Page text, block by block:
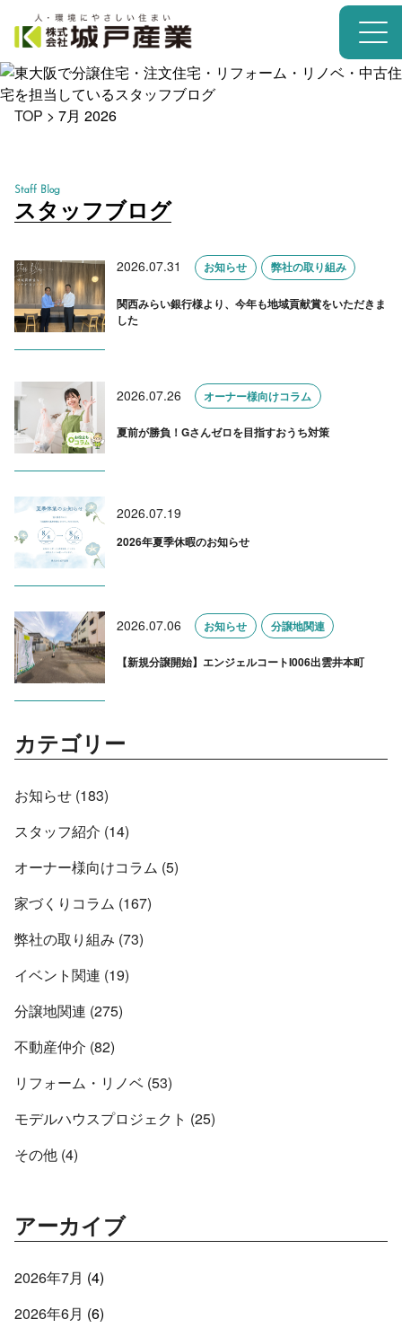
TOP > 7月 2026
Staff Blog
スタッフブログ
2026.07.31 お知らせ 弊社の取り組み
関西みらい銀行様より、今年も地域貢献賞をいただきま
した
2026.07.26 オーナー様向けコラム
夏前が勝負！Gさんゼロを目指すおうち対策
2026.07.19
2026年夏季休暇のお知らせ
2026.07.06 お知らせ 分譲地関連
【新規分譲開始】エンジェルコートI006出雲井本町
カテゴリー
お知らせ (183)
スタッフ紹介 (14)
オーナー様向けコラム (5)
家づくりコラム (167)
弊社の取り組み (73)
イベント関連 (19)
分譲地関連 (275)
不動産仲介 (82)
リフォーム・リノベ (53)
モデルハウスプロジェクト (25)
その他 (4)
アーカイブ
2026年7月 (4)
2026年6月 (6)